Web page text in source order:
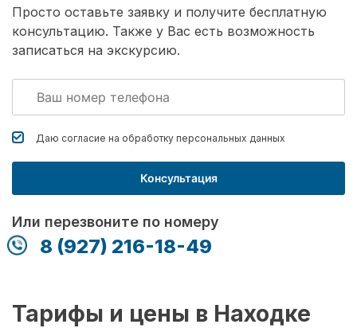
Просто оставьте заявку и получите бесплатную
консультацию. Также у Вас есть возможность
записаться на экскурсию.
Даю согласие на обработку персональных данных
Консультация
Или перезвоните по номеру
8 (927) 216-18-49
Тарифы и цены в Находке